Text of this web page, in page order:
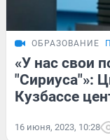
ОБРАЗОВАНИЕ
«У нас свои
"Сириуса"»:
Кузбассе
16 июня, 2023, 10:28